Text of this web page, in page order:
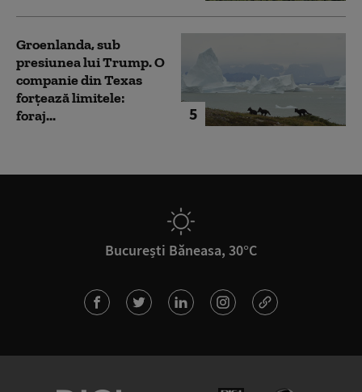
5
Groenlanda, sub
presiunea lui Trump. O
companie din Texas
forțează limitele:
foraj...
București Băneasa, 30°C